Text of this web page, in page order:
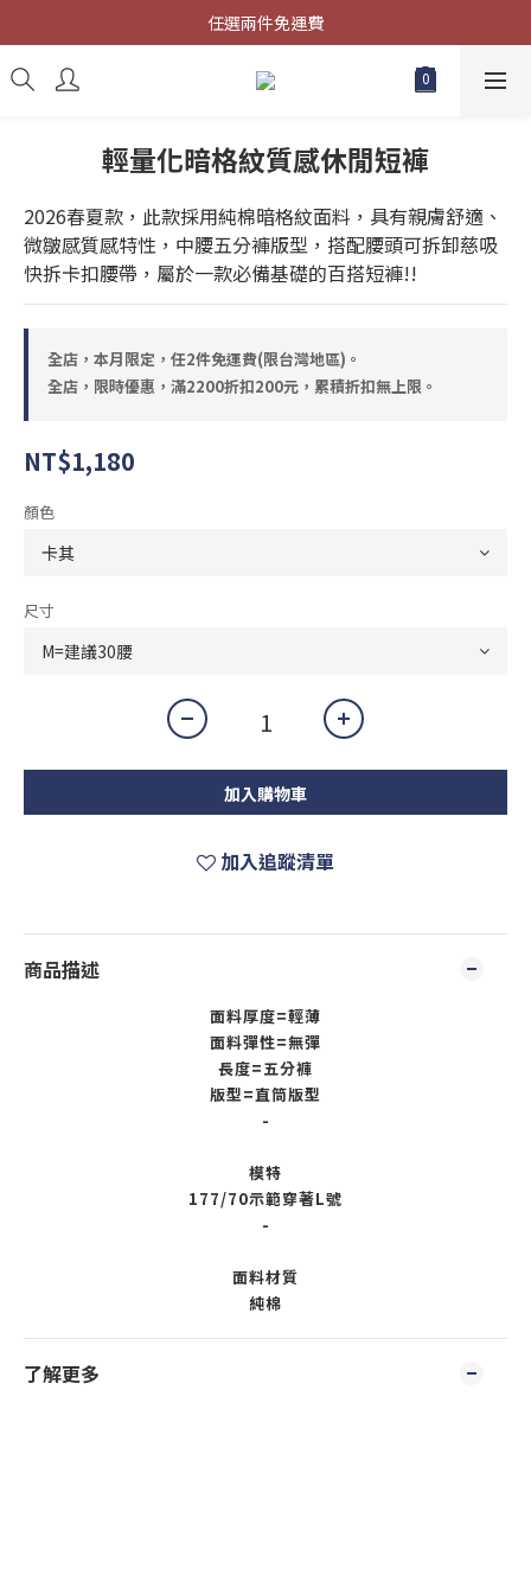
限時優惠，滿2200折扣200元，累積折扣無上限。
任選兩件免運費
新註冊會員，再贈送50元購物金!!
輕量化暗格紋質感休閒短褲
2026春夏款，此款採用純棉暗格紋面料，具有親膚舒適、
微皺感質感特性，中腰五分褲版型，搭配腰頭可拆卸慈吸
快拆卡扣腰帶，屬於一款必備基礎的百搭短褲!!
全店，本月限定，任2件免運費(限台灣地區)。
全店，限時優惠，滿2200折扣200元，累積折扣無上限。
NT$1,180
顏色
尺寸
加入購物車
加入追蹤清單
商品描述
面料厚度=輕薄
面料彈性=無彈
長度=五分褲
版型=直筒版型
-
模特
177/70示範穿著L號
-
面料材質
純棉
了解更多